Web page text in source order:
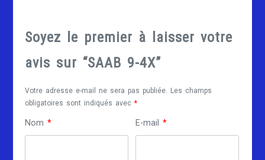
Soyez le premier à laisser votre
avis sur “SAAB 9-4X”
Votre adresse e-mail ne sera pas publiée. Les champs
obligatoires sont indiqués avec*
Nom* E-mail*